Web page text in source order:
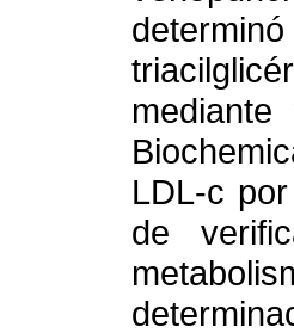
mediante
LDL-c
de